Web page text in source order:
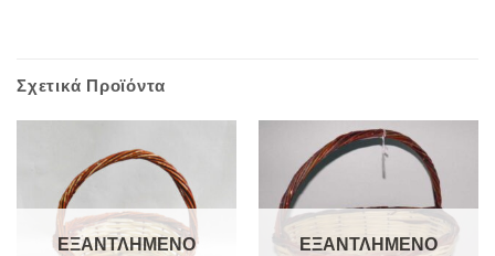
Σχετικά Προϊόντα
ΕΞΑΝΤΛΗΜΈΝΟ ΕΞΑΝΤΛΗΜΈΝΟ